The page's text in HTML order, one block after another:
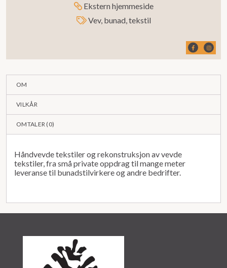
Ekstern hjemmeside
Vev, bunad, tekstil
OM
VILKÅR
OMTALER (0)
Håndvevde tekstiler og rekonstruksjon av vevde
tekstiler, fra små private oppdrag til mange meter
leveranse til bunadstilvirkere og andre bedrifter.